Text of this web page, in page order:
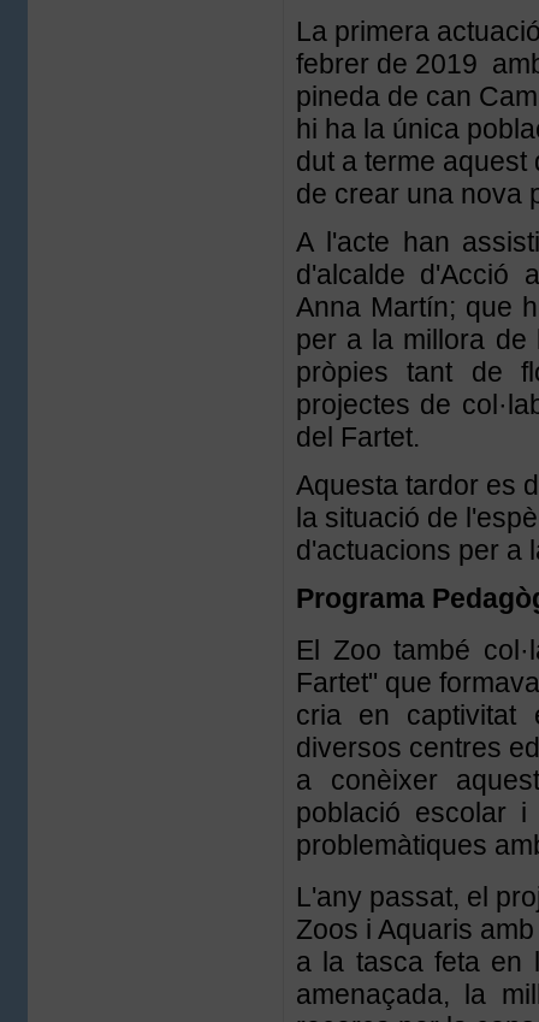
La primera
febrer de 2019
pineda de can
hi ha la única
dut a terme
de crear una nova
A l'acte han
d'alcalde d'Acció
Anna Martín; que
per a la millora de
pròpies tant de
projectes de
del Fartet.
Aquesta tardor es
la situació de
d'actuacions per a
Programa
El Zoo també
Fartet" que
cria en captivitat
diversos centres
a conèixer
població escolar
problemàtiques
L'any passat, el
Zoos i Aquaris
a la tasca feta en
amenaçada, la